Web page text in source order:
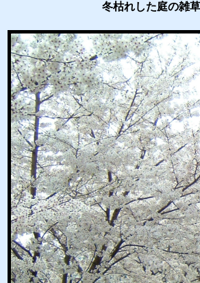
冬枯れした庭の雑